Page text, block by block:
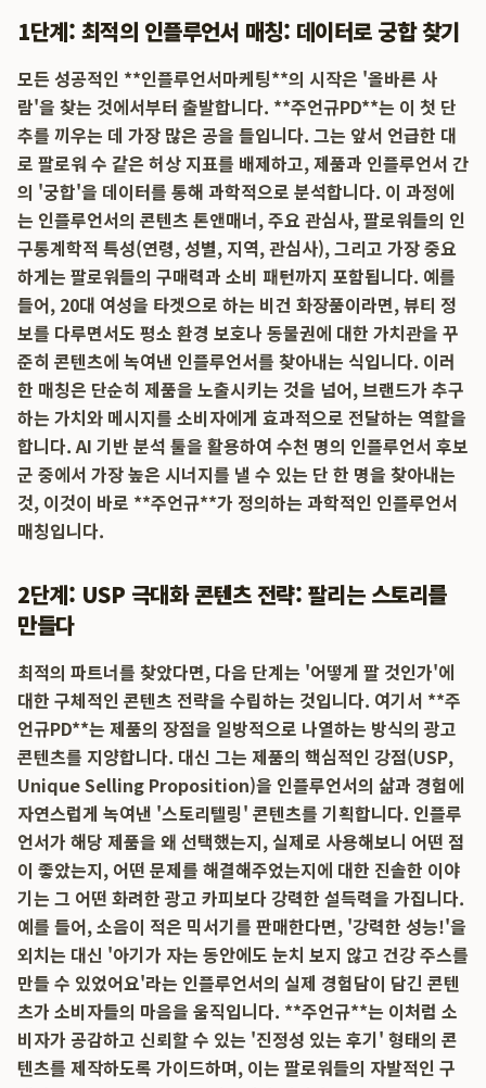
1단계: 최적의 인플루언서 매칭: 데이터로 궁합 찾기
모든 성공적인 **인플루언서마케팅**의 시작은 '올바른 사
람'을 찾는 것에서부터 출발합니다. **주언규PD**는 이 첫 단
추를 끼우는 데 가장 많은 공을 들입니다. 그는 앞서 언급한 대
로 팔로워 수 같은 허상 지표를 배제하고, 제품과 인플루언서 간
의 '궁합'을 데이터를 통해 과학적으로 분석합니다. 이 과정에
는 인플루언서의 콘텐츠 톤앤매너, 주요 관심사, 팔로워들의 인
구통계학적 특성(연령, 성별, 지역, 관심사), 그리고 가장 중요
하게는 팔로워들의 구매력과 소비 패턴까지 포함됩니다. 예를
들어, 20대 여성을 타겟으로 하는 비건 화장품이라면, 뷰티 정
보를 다루면서도 평소 환경 보호나 동물권에 대한 가치관을 꾸
준히 콘텐츠에 녹여낸 인플루언서를 찾아내는 식입니다. 이러
한 매칭은 단순히 제품을 노출시키는 것을 넘어, 브랜드가 추구
하는 가치와 메시지를 소비자에게 효과적으로 전달하는 역할을
합니다. AI 기반 분석 툴을 활용하여 수천 명의 인플루언서 후보
군 중에서 가장 높은 시너지를 낼 수 있는 단 한 명을 찾아내는
것, 이것이 바로 **주언규**가 정의하는 과학적인 인플루언서
매칭입니다.
2단계: USP 극대화 콘텐츠 전략: 팔리는 스토리를
만들다
최적의 파트너를 찾았다면, 다음 단계는 '어떻게 팔 것인가'에
대한 구체적인 콘텐츠 전략을 수립하는 것입니다. 여기서 **주
언규PD**는 제품의 장점을 일방적으로 나열하는 방식의 광고
콘텐츠를 지양합니다. 대신 그는 제품의 핵심적인 강점(USP,
Unique Selling Proposition)을 인플루언서의 삶과 경험에
자연스럽게 녹여낸 '스토리텔링' 콘텐츠를 기획합니다. 인플루
언서가 해당 제품을 왜 선택했는지, 실제로 사용해보니 어떤 점
이 좋았는지, 어떤 문제를 해결해주었는지에 대한 진솔한 이야
기는 그 어떤 화려한 광고 카피보다 강력한 설득력을 가집니다.
예를 들어, 소음이 적은 믹서기를 판매한다면, '강력한 성능!'을
외치는 대신 '아기가 자는 동안에도 눈치 보지 않고 건강 주스를
만들 수 있었어요'라는 인플루언서의 실제 경험담이 담긴 콘텐
츠가 소비자들의 마음을 움직입니다. **주언규**는 이처럼 소
비자가 공감하고 신뢰할 수 있는 '진정성 있는 후기' 형태의 콘
텐츠를 제작하도록 가이드하며, 이는 팔로워들의 자발적인 구